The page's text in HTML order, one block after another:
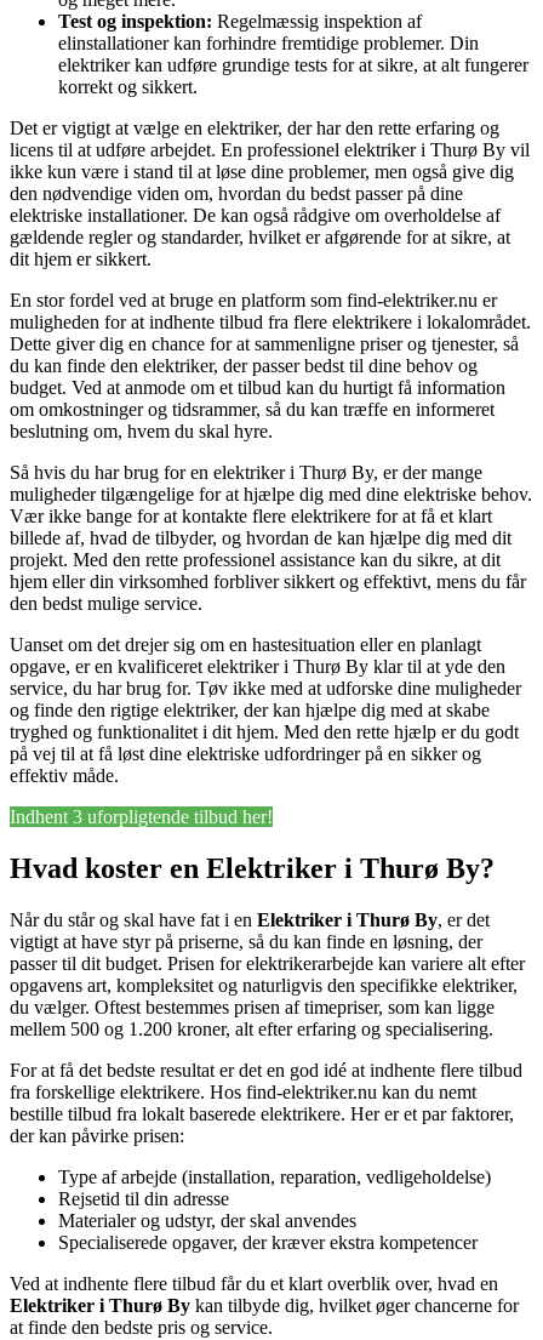
Test og inspektion: Regelmæssig inspektion af
elinstallationer kan forhindre fremtidige problemer. Din
elektriker kan udføre grundige tests for at sikre, at alt fungerer
korrekt og sikkert.
Det er vigtigt at vælge en elektriker, der har den rette erfaring og
licens til at udføre arbejdet. En professionel elektriker i Thurø By vil
ikke kun være i stand til at løse dine problemer, men også give dig
den nødvendige viden om, hvordan du bedst passer på dine
elektriske installationer. De kan også rådgive om overholdelse af
gældende regler og standarder, hvilket er afgørende for at sikre, at
dit hjem er sikkert.
En stor fordel ved at bruge en platform som find-elektriker.nu er
muligheden for at indhente tilbud fra flere elektrikere i lokalområdet.
Dette giver dig en chance for at sammenligne priser og tjenester, så
du kan finde den elektriker, der passer bedst til dine behov og
budget. Ved at anmode om et tilbud kan du hurtigt få information
om omkostninger og tidsrammer, så du kan træffe en informeret
beslutning om, hvem du skal hyre.
Så hvis du har brug for en elektriker i Thurø By, er der mange
muligheder tilgængelige for at hjælpe dig med dine elektriske behov.
Vær ikke bange for at kontakte flere elektrikere for at få et klart
billede af, hvad de tilbyder, og hvordan de kan hjælpe dig med dit
projekt. Med den rette professionel assistance kan du sikre, at dit
hjem eller din virksomhed forbliver sikkert og effektivt, mens du får
den bedst mulige service.
Uanset om det drejer sig om en hastesituation eller en planlagt
opgave, er en kvalificeret elektriker i Thurø By klar til at yde den
service, du har brug for. Tøv ikke med at udforske dine muligheder
og finde den rigtige elektriker, der kan hjælpe dig med at skabe
tryghed og funktionalitet i dit hjem. Med den rette hjælp er du godt
på vej til at få løst dine elektriske udfordringer på en sikker og
effektiv måde.
Indhent 3 uforpligtende tilbud her!
Hvad koster en Elektriker i Thurø By?
Når du står og skal have fat i en Elektriker i Thurø By, er det
vigtigt at have styr på priserne, så du kan finde en løsning, der
passer til dit budget. Prisen for elektrikerarbejde kan variere alt efter
opgavens art, kompleksitet og naturligvis den specifikke elektriker,
du vælger. Oftest bestemmes prisen af timepriser, som kan ligge
mellem 500 og 1.200 kroner, alt efter erfaring og specialisering.
For at få det bedste resultat er det en god idé at indhente flere tilbud
fra forskellige elektrikere. Hos find-elektriker.nu kan du nemt
bestille tilbud fra lokalt baserede elektrikere. Her er et par faktorer,
der kan påvirke prisen:
Type af arbejde (installation, reparation, vedligeholdelse)
Rejsetid til din adresse
Materialer og udstyr, der skal anvendes
Specialiserede opgaver, der kræver ekstra kompetencer
Ved at indhente flere tilbud får du et klart overblik over, hvad en
Elektriker i Thurø By kan tilbyde dig, hvilket øger chancerne for
at finde den bedste pris og service.